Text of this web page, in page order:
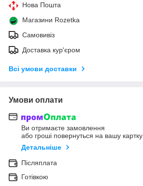
Нова Пошта
Магазини Rozetka
Самовивіз
Доставка кур'єром
Всі умови доставки
Умови оплати
Ви отримаєте замовлення
або гроші повернуться на вашу картку
Детальніше
Післяплата
Готівкою